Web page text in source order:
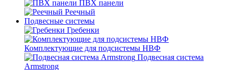
ПВХ панели
Реечный
Подвесные системы
Гребенки
Комплектующие для подсистемы НВФ
Подвесная система
Armstrong